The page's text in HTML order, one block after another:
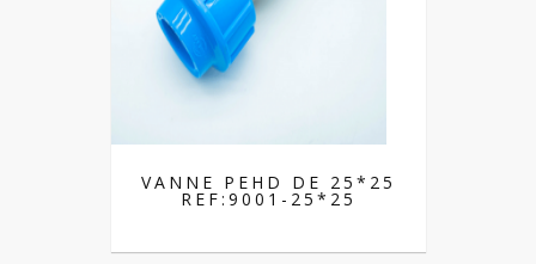
VANNE PEHD DE 25*25
REF:9001-25*25